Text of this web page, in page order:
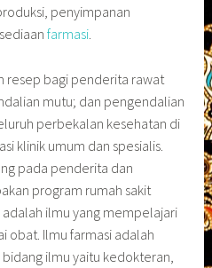
penyimpanan
farmasi.
resep bagi penderita rawat
mutu; dan pengendalian
perbekalan kesehatan di
klinik umum dan spesialis.
pada penderita dan
program rumah sakit
adalah ilmu yang mempelajari
obat. Ilmu farmasi adalah
ilmu yaitu kedokteran,